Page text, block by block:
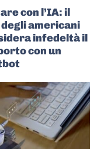
con l’IA: il
degli americani
infedeltà il
con un